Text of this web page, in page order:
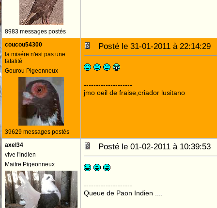
8983 messages postés
coucou54300
la misére n'est pas une
fatalité
Gourou Pigeonneux
39629 messages postés
Posté le 31-01-2011 à
--------------------
jmo oeil de fraise,criador lusitano
axel34
vive l'indien
Maitre Pigeonneux
Posté le 01-02-2011 à
--------------------
Queue de Paon Indien ....